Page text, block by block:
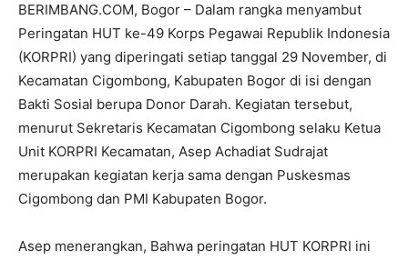
BERIMBANG.COM, Bogor – Dalam rangka menyambut
Peringatan HUT ke-49 Korps Pegawai Republik Indonesia
(KORPRI) yang diperingati setiap tanggal 29 November, di
Kecamatan Cigombong, Kabupaten Bogor di isi dengan
Bakti Sosial berupa Donor Darah. Kegiatan tersebut,
menurut Sekretaris Kecamatan Cigombong selaku Ketua
Unit KORPRI Kecamatan, Asep Achadiat Sudrajat
merupakan kegiatan kerja sama dengan Puskesmas
Cigombong dan PMI Kabupaten Bogor.
Asep menerangkan, Bahwa peringatan HUT KORPRI ini